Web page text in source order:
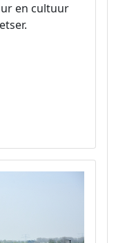
en cultuur